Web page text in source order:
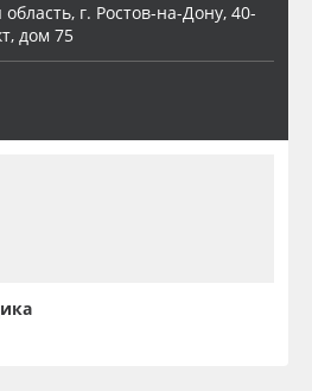
область, г. Ростов-на-Дону, 40-
дом 75